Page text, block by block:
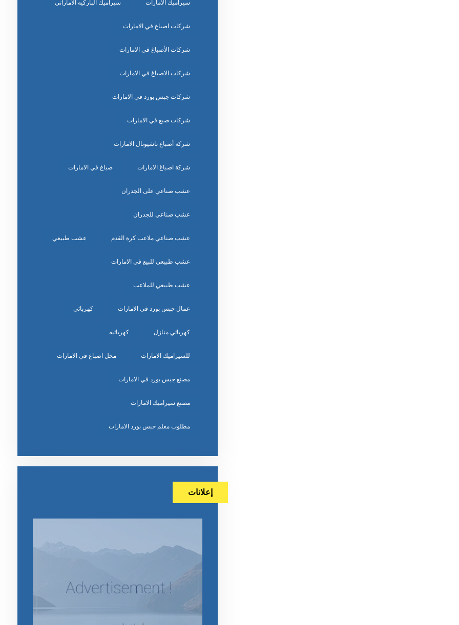
سيراميك الامارات سيراميك الباركيه الاماراتي
شركات اصباغ في الامارات
شركات الأصباغ في الامارات
شركات الاصباغ في الامارات
شركات جبس بورد في الامارات
شركات صبغ في الامارات
شركة أصباغ ناشيونال الامارات
شركة اصباغ الامارات صباغ في الامارات
عشب صناعي على الجدران
عشب صناعي للجدران
عشب صناعي ملاعب كرة القدم عشب طبيعي
عشب طبيعي للبيع في الامارات
عشب طبيعي للملاعب
عمال جبس بورد في الامارات كهربائي
كهربائي منازل كهربائيه
للسيراميك الامارات محل اصباغ في الامارات
مصنع جبس بورد في الامارات
مصنع سيراميك الامارات
مطلوب معلم جبس بورد الامارات
إعلانات